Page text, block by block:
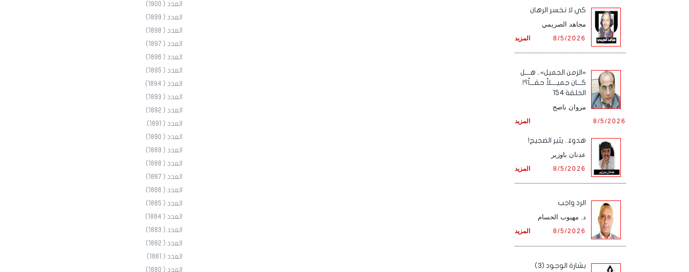
العدد ( 1900)
العدد ( 1899)
العدد ( 1898)
العدد ( 1897)
العدد ( 1896)
العدد ( 1895)
العدد ( 1894)
العدد ( 1893)
العدد ( 1892)
العدد ( 1891)
العدد ( 1890)
العدد ( 1889)
العدد ( 1888)
العدد ( 1887)
العدد ( 1886)
العدد ( 1885)
العدد ( 1884)
العدد ( 1883)
العدد ( 1882)
العدد ( 1881)
العدد ( 1880)
كي لا نخسر الرهان
مجاهد الصريمي
المزيد 8/5/2026
«الزمن الجميل».. هـــل
كـــان جميــــلاً حقـــاً؟!
الحلقة 154
مروان ناصح
المزيد 8/5/2026
هدوءٌ.. يثير الضجيج!
عدنان باوزير
المزيد 8/5/2026
الرد واجب
د. مهيوب الحسام
المزيد 8/5/2026
بشارة الوجود (3)